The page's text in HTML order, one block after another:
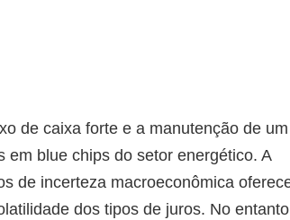
de caixa forte e a manutenção de um
blue chips do setor energético. A
de incerteza macroeconômica
dos tipos de juros. No